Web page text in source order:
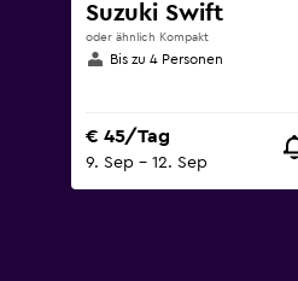
Suzuki Swift
oder ähnlich Kompakt
Bis zu 4 Personen
€ 45/Tag
9. Sep – 12. Sep